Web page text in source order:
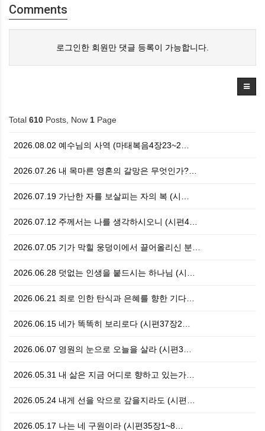
Comments
로그인한 회원만 댓글 등록이 가능합니다.
Total 610 Posts, Now 1 Page
2026.08.02 예수님의 사역 (마태복음4장23~2…
2026.07.26 내 목마른 영혼의 갈망은 무엇인가?…
2026.07.19 가난한 자를 보살피는 자의 복 (시…
2026.07.12 주께서는 나를 생각하시오니 (시편4…
2026.07.05 기가 막힐 웅덩이에서 끌어올리신 분…
2026.06.28 덧없는 인생을 붙드시는 하나님 (시…
2026.06.21 죄로 인한 탄식과 은혜를 향한 기다…
2026.06.15 네가 똑똑히 보리로다 (시편37장2…
2026.06.07 영원의 눈으로 오늘을 살라 (시편3…
2026.05.31 내 삶은 지금 어디로 향하고 있는가…
2026.05.24 내게 선을 악으로 갚을지라도 (시편…
2026.05.17 나는 네 구원이라 (시편35장1~8…